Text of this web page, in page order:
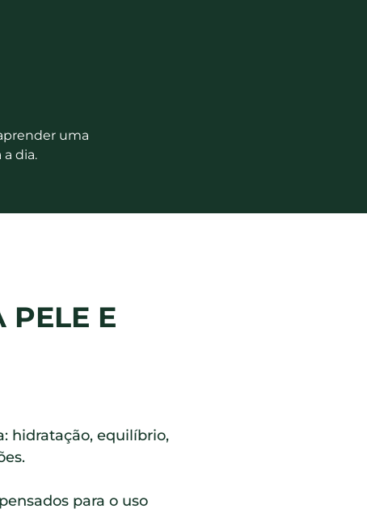
uma
a dia.
E
hidratação, equilíbrio,
para o uso